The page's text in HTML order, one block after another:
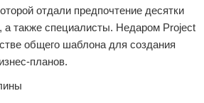
отдали предпочтение десятки
а также специалисты. Недаром Project
общего шаблона для создания
планов.